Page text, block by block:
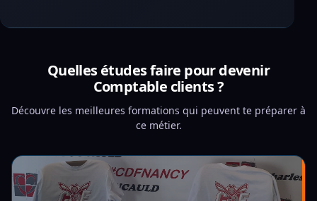
Quelles études faire pour devenir
Comptable clients ?
Découvre les meilleures formations qui peuvent te préparer à
ce métier.